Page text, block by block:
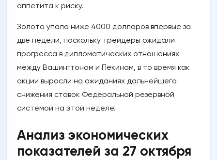
аппетита к риску.
Золото упало ниже 4000 долларов впервые за
две недели, поскольку трейдеры ожидали
прогресса в дипломатических отношениях
между Вашингтоном и Пекином, в то время как
акции выросли на ожиданиях дальнейшего
снижения ставок Федеральной резервной
системой на этой неделе.
Анализ экономических
показателей за 27 октября